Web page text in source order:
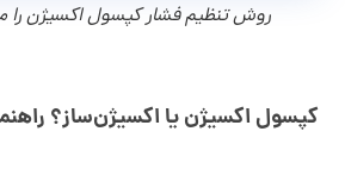
روش تنظیم فشار کپسول اکسیژن را
کپسول اکسیژن یا اکسیژن‌ساز؟